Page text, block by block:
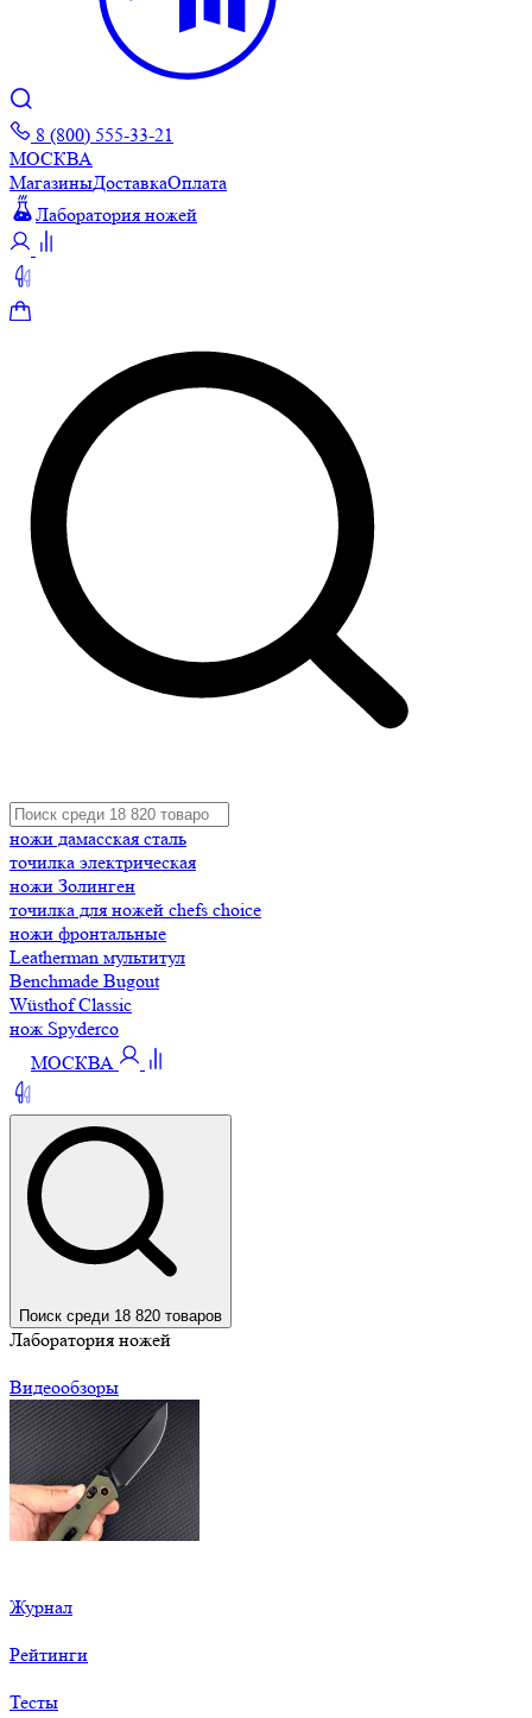
8 (800) 555-33-21
МОСКВА
МагазиныДоставкаОплата
Лаборатория ножей
ножи дамасская сталь
точилка электрическая
ножи Золинген
точилка для ножей chefs choice
ножи фронтальные
Leatherman мультитул
Benchmade Bugout
Wüsthof Classic
нож Spyderco
МОСКВА
Поиск среди 18 820 товаров
Лаборатория ножей
Видеообзоры
Журнал
Рейтинги
Тесты